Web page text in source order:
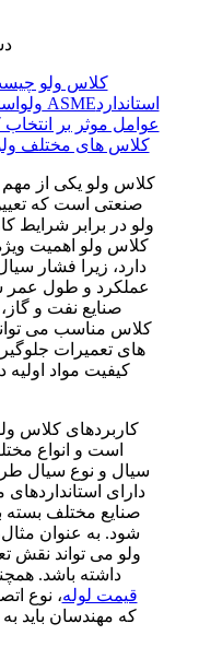
کلاس ولو
ولو استاندارد ASMEاستاندارد
عوامل موثر بر
کلاس های مختلف
کلاس ولو یکی از
صنعتی است که
ولو در برابر
کلاس ولو اهمیت
دارد، زیرا فشار
عملکرد و طول عمر
صنایع نفت و
کلاس مناسب می
های تعمیرات
کیفیت مواد
کاربردهای کلاس
است و انواع
سیال و نوع سیال
دارای
صنایع مختلف بسته
شود. به عنوان
ولو می تواند نقش
داشته باشد.
قیمت لوله، نوع
که مهندسان باید